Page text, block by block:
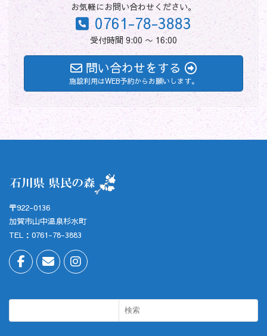
お気軽にお問い合わせください。
0761-78-3883
受付時間 9:00 〜 16:00
問い合わせをする
施設利用はWEB予約からお願いします。
〒922-0136
加賀市山中温泉杉水町
TEL：0761-78-3883
検索